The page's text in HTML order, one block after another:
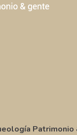
Patrimonio